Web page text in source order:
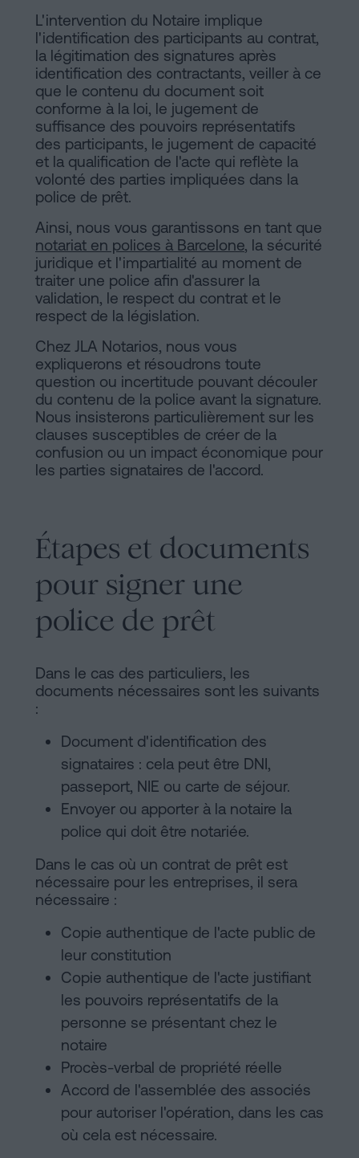
L'intervention du Notaire implique
l'identification des participants au contrat,
la légitimation des signatures après
identification des contractants, veiller à ce
que le contenu du document soit
conforme à la loi, le jugement de
suffisance des pouvoirs représentatifs
des participants, le jugement de capacité
et la qualification de l'acte qui reflète la
volonté des parties impliquées dans la
police de prêt.
Ainsi, nous vous garantissons en tant que
notariat en polices à Barcelone, la sécurité
juridique et l'impartialité au moment de
traiter une police afin d'assurer la
validation, le respect du contrat et le
respect de la législation.
Chez JLA Notarios, nous vous
expliquerons et résoudrons toute
question ou incertitude pouvant découler
du contenu de la police avant la signature.
Nous insisterons particulièrement sur les
clauses susceptibles de créer de la
confusion ou un impact économique pour
les parties signataires de l'accord.
Étapes et documents
pour signer une
police de prêt
Dans le cas des particuliers, les
documents nécessaires sont les suivants
:
Document d'identification des
signataires : cela peut être DNI,
passeport, NIE ou carte de séjour.
Envoyer ou apporter à la notaire la
police qui doit être notariée.
Dans le cas où un contrat de prêt est
nécessaire pour les entreprises, il sera
nécessaire :
Copie authentique de l'acte public de
leur constitution
Copie authentique de l'acte justifiant
les pouvoirs représentatifs de la
personne se présentant chez le
notaire
Procès-verbal de propriété réelle
Accord de l'assemblée des associés
pour autoriser l'opération, dans les cas
où cela est nécessaire.